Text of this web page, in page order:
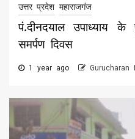
उत्तर प्रदेश महाराजगंज
पं.दीनदयाल उपाध्याय
समर्पण दिवस
1 year ago Gurucharan